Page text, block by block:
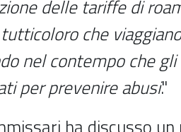
delle tariffe di
coloro che
nel contempo che
per prevenire abusi."